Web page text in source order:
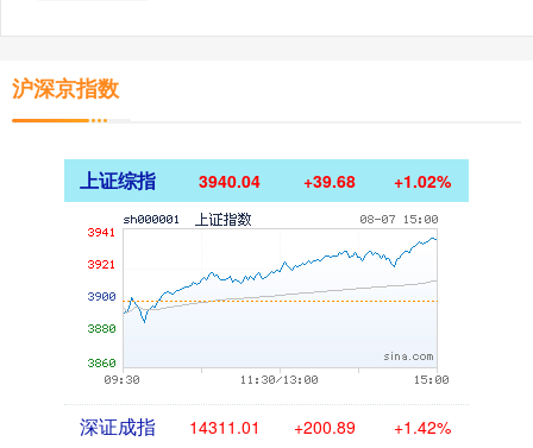
沪深京指数
上证综指 3940.04 +39.68 +1.02%
深证成指 14311.01 +200.89 +1.42%